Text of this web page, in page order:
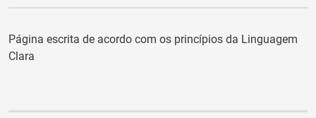
Página escrita de acordo com os princípios da Linguagem
Clara